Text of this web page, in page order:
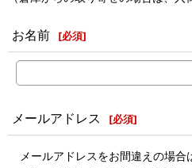
お名前 [必須]
メールアドレス [必須]
メールアドレスをお間違えの場合